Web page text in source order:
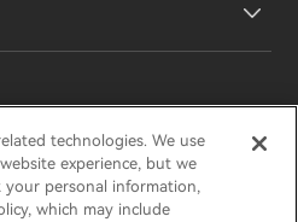
HECATE
technologies. We use
experience, but we
personal information,
which may include